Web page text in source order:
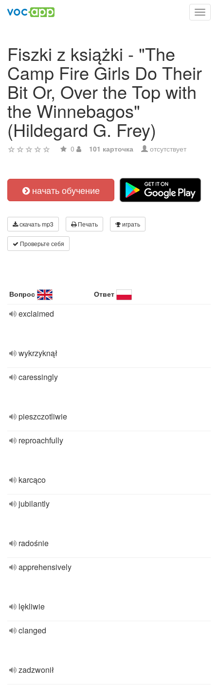
Fiszki z książki - "The
Camp Fire Girls Do Their
Bit Or, Over the Top with
the Winnebagos"
(Hildegard G. Frey)
0 101 карточка отсутствует
начать обучение
скачать mp3 Печать играть
Проверьте себя
Вопрос Ответ
exclaimed
wykrzyknął
caressingly
pieszczotliwie
reproachfully
karcąco
jubilantly
radośnie
apprehensively
lękliwie
clanged
zadzwonił